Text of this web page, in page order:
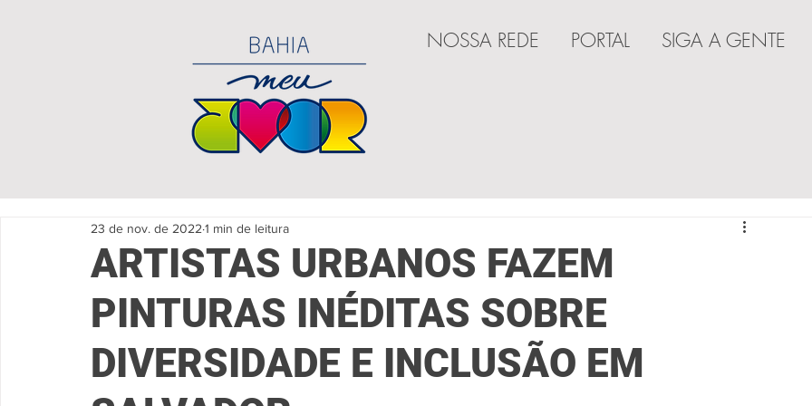
NOSSA REDE PORTAL SIGA A GENTE
ARTISTAS URBANOS FAZEM
PINTURAS INÉDITAS SOBRE
DIVERSIDADE E INCLUSÃO EM
23 de nov. de 2022 1 min de leitura